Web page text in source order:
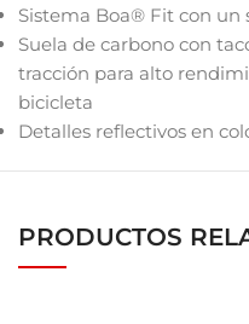
Sistema Boa® Fit con un
Suela de carbono con
tracción para alto
bicicleta
Detalles reflectivos en
PRODUCTOS